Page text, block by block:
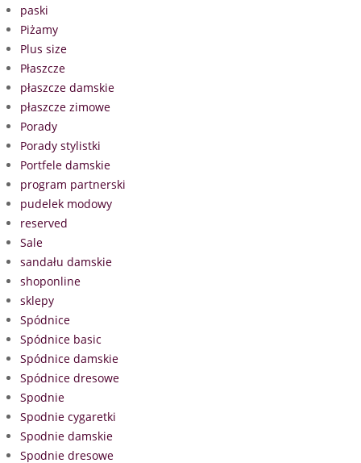
paski
Piżamy
Plus size
Płaszcze
płaszcze damskie
płaszcze zimowe
Porady
Porady stylistki
Portfele damskie
program partnerski
pudelek modowy
reserved
Sale
sandału damskie
shoponline
sklepy
Spódnice
Spódnice basic
Spódnice damskie
Spódnice dresowe
Spodnie
Spodnie cygaretki
Spodnie damskie
Spodnie dresowe